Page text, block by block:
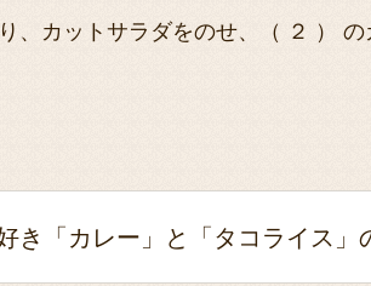
、カットサラダをのせ、（ ２ ）
き「カレー」と「タコライス」